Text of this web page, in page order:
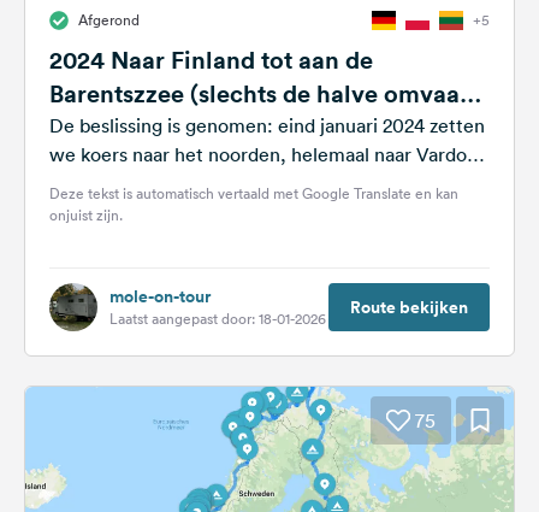
Afgerond +5
2024 Naar Finland tot aan de
Barentszzee (slechts de halve omvaart
van de Oostzee)
De beslissing is genomen: eind januari 2024 zetten
we koers naar het noorden, helemaal naar Vardo
aan de Barentszzee. Het noorden...
Deze tekst is automatisch vertaald met Google Translate en kan
onjuist zijn.
mole-on-tour
Laatst aangepast door: 18-01-2026 Route bekijken
75